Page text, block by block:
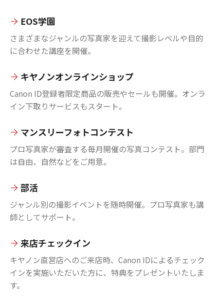
EOS学園
さまざまなジャンルの写真家を迎えて撮影レベルや目的
に合わせた講座を開催。
キヤノンオンラインショップ
Canon ID登録者限定商品の販売やセールも開催。オンラ
イン下取りサービスもスタート。
マンスリーフォトコンテスト
プロ写真家が審査する毎月開催の写真コンテスト。部門
は自由、自然などをご用意。
部活
ジャンル別の撮影イベントを随時開催。プロ写真家も講
師としてサポート。
来店チェックイン
キヤノン直営店へのご来店時、Canon IDによるチェック
インを実施いただいた方に、特典をプレゼントいたしま
す。